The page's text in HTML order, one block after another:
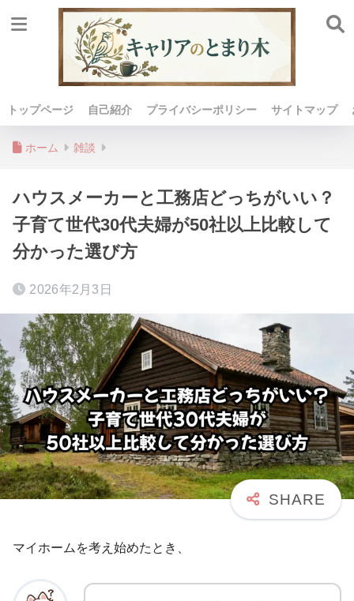
トップページ 自己紹介 プライバシーポリシー サイトマップ
ホーム 雑談
ハウスメーカーと工務店どっちがいい？
子育て世代30代夫婦が50社以上比較して
分かった選び方
2026年2月3日
マイホームを考え始めたとき、